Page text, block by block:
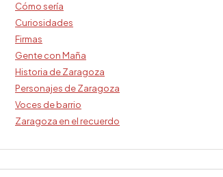
Cómo sería
Curiosidades
Firmas
Gente con Maña
Historia de Zaragoza
Personajes de Zaragoza
Voces de barrio
Zaragoza en el recuerdo